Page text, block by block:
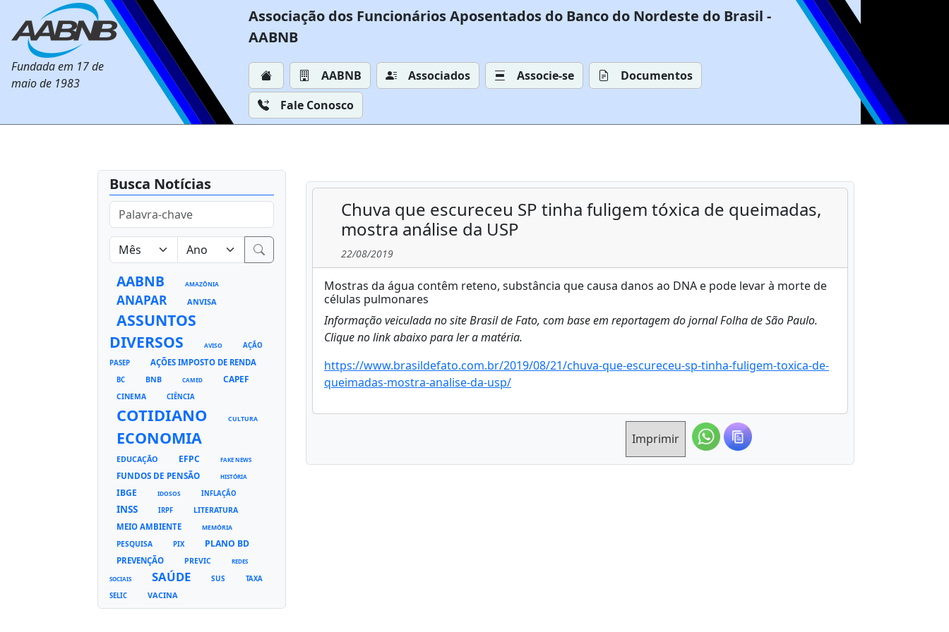
Fundada em 17 de
maio de 1983
Associação dos Funcionários Aposentados do Banco do Nordeste do Brasil -
AABNB
AABNB Associados Associe-se
Documentos
Fale Conosco
Busca Notícias
AABNB AMAZÔNIA
ANAPAR ANVISA
ASSUNTOS
DIVERSOS
AVISO
AÇÃO
PASEP
AÇÕES IMPOSTO DE RENDA
BC BNB CAMED CAPEF
CINEMA CIÊNCIA
COTIDIANO CULTURA
ECONOMIA
EDUCAÇÃO EFPC FAKE NEWS
FUNDOS DE PENSÃO HISTÓRIA
IBGE IDOSOS INFLAÇÃO
INSS IRPF LITERATURA
MEIO AMBIENTE MEMÓRIA
PESQUISA PIX PLANO BD
PREVENÇÃO PREVIC REDES
SOCIAIS SAÚDE SUS
TAXA
SELIC
VACINA
Chuva que escureceu SP tinha fuligem tóxica de queimadas,
mostra análise da USP
22/08/2019
Mostras da água contêm reteno, substância que causa danos ao DNA e pode levar à morte de
células pulmonares
Informação veiculada no site Brasil de Fato, com base em reportagem do jornal Folha de São Paulo.
Clique no link abaixo para ler a matéria.
https://www.brasildefato.com.br/2019/08/21/chuva-que-escureceu-sp-tinha-fuligem-toxica-de-
queimadas-mostra-analise-da-usp/
Imprimir